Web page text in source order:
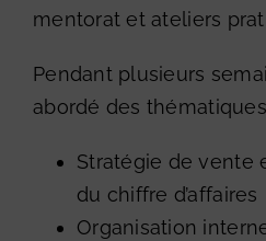
mentorat et ateliers
Pendant plusieurs
abordé des
Stratégie de vente
du chiffre d’affaires
Organisation